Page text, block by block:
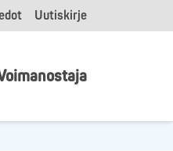
Uutiskirje